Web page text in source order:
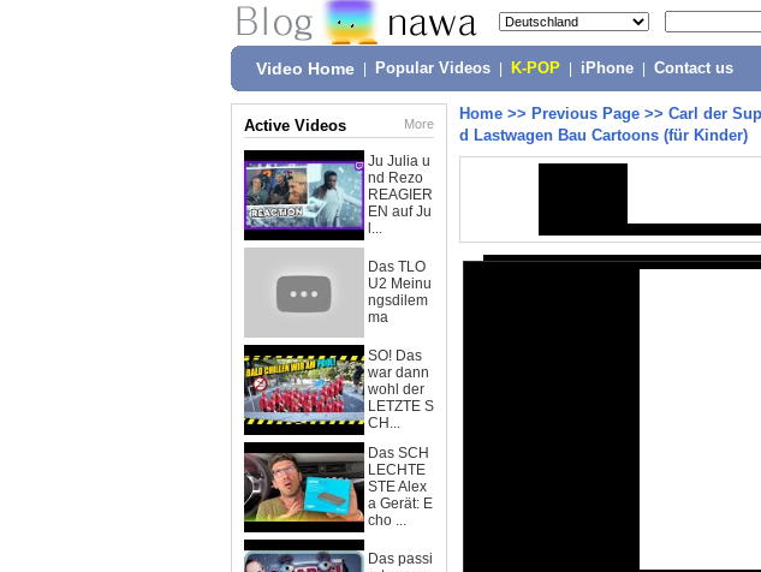
Video Home Popular Videos K-POP iPhone Contact us
Active Videos More
Ju Julia u
nd Rezo
REAGIER
EN auf Ju
l...
Das TLO
U2 Meinu
ngsdilem
ma
SO! Das
war dann
wohl der
LETZTE S
CH...
Das SCH
LECHTE
STE Alex
a Gerät: E
cho ...
Das passi
Home >> Previous Page >> Carl der
d Lastwagen Bau Cartoons (für Kinder)